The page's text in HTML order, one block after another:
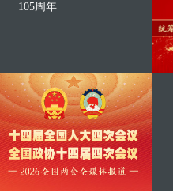
105周年